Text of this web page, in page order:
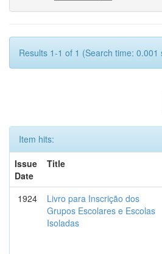
Results 1-1 of 1 (Search time: 0.001
Item hits:
Issue
Date
Title
1924
Livro para Inscrição dos
Grupos Escolares e Escolas
Isoladas